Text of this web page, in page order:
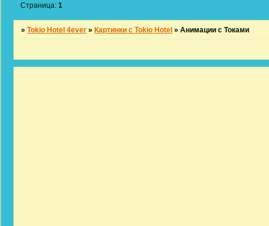
Страница:1
»Tokio Hotel 4ever » Картинки с Tokio Hotel »Анимации с Токами